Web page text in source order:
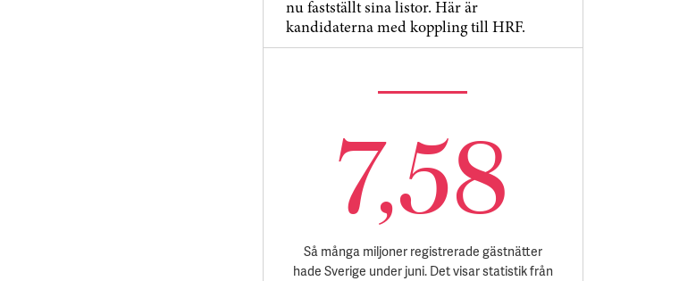
nu fastställt sina listor. Här är
kandidaterna med koppling till HRF.
7,58
Så många miljoner registrerade gästnätter
hade Sverige under juni. Det visar statistik från